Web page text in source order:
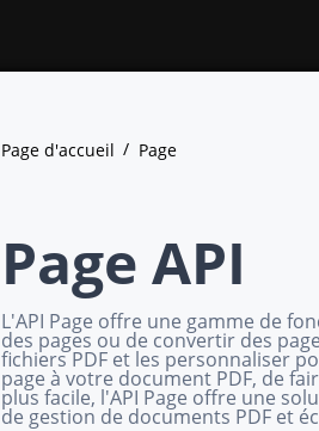
Page d'accueil Page
Page API
L'API Page offre une gamme de
des pages ou de convertir des
fichiers PDF et les personnaliser
page à votre document PDF, de
plus facile, l'API Page offre une
de gestion de documents PDF et